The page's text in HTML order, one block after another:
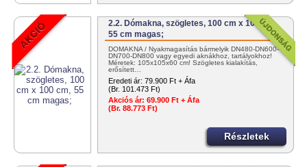
2.2. Dómakna, szögletes, 100 cm x 100 cm,
55 cm magas;
DÓMAKNA / Nyakmagasítás bármelyik DN480-DN600-
DN700-DN800 vagy egyedi aknákhoz, tartályokhoz!
Méretek: 105x105x60 cm! Szögletes kialakítás,
erősített…
Eredeti ár: 79.900 Ft + Áfa
(Br. 101.473 Ft)
Akciós ár: 69.900 Ft + Áfa
(Br. 88.773 Ft)
Részletek